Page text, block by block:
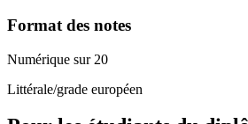
Format des notes
Numérique sur 20
Littérale/grade européen